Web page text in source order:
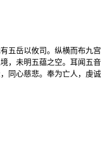
五岳以攸司。纵横而布九
，未明五蕴之空。耳闻五
同心慈悲。奉为亡人，虔诚